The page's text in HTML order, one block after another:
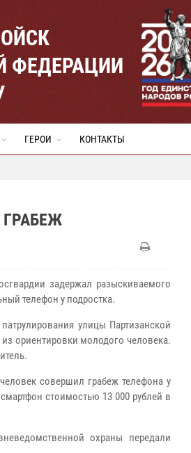
ФЕДЕРАЦИИ
ГЕРОИ КОНТАКТЫ
задержал разыскиваемого
телефон у подростка.
улицы Партизанской
ориентировки молодого человека.
совершил грабеж телефона у
стоимостью 13 000 рублей в
охраны передали